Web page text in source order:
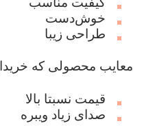
خوش‌دست
طراحی زیبا
معایب محصولی که
قیمت نسبتا بالا
صدای زیاد ویبره